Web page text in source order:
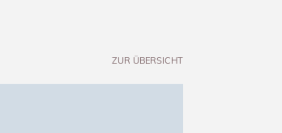
ZUR ÜBERSICHT